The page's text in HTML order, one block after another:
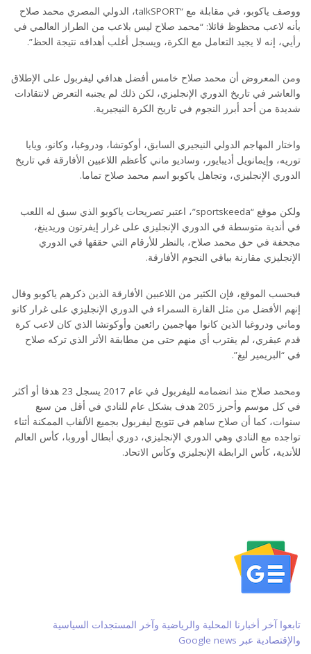
ووصف ياكوبو، في مقابلة مع “talkSPORT، الدولي المصري محمد صلاح
بأنه لاعب محظوظ قائلا: “محمد صلاح ليس بلاعب من الطراز العالمي في
رأيي، إنه لا يجيد التعامل مع الكرة، ويسجل أغلب أهدافه نتيجة الحظ”.
ومن المعروض أن محمد صلاح خامس أفضل هدافي ليفربول على الإطلاق
والعاشر في تاريخ الدوري الإنجليزي، لكن ذلك لم يجنبه التعرض لانتقادات
شديدة من أحد أبرز النجوم في تاريخ الكرة النيجيرية.
واختار المهاجم الدولي النيجيري السابق، أوكوتشا، ودروغبا، وكانو، ويايا
توريه، وإيمانويل أديبايور، وساديو ماني كأعظم اللاعبين الأفارقة في تاريخ
الدوري الإنجليزي، وتجاهل ياكوبو اسم محمد صلاح تماما.
ولكن موقع “sportskeeda”، اعتبر تصريحات ياكوبو الذي سبق له اللعب
في أندية متوسطة في الدوري الإنجليزي على غرار إيفرتون وريدينغ،
مجحفة في حق محمد صلاح، بالنظر للأرقام التي حققها في الدوري
الإنجليزي مقارنة بباقي النجوم الأفارقة.
فبحسب الموقع، فإن الكثير من اللاعبين الأفارقة الذين ذكرهم ياكوبو وقال
إنهم الأفضل من مثل القارة السمراء في الدوري الإنجليزي على غرار كانو
وماني ودروغبا الذين كانوا مهاجمين رائعين وأوكوتشا الذي كان لاعب كرة
قدم عبقري، لم يقترب أي منهم حتى من مطابقة الأثر الذي تركه صلاح
في “البريمير ليغ”.
ومحمد صلاح منذ انضمامه لليفربول في عام 2017 يسجل 23 هدفا أو أكثر
في كل موسم وأحرز 205 هدف بشكل عام للنادي في أقل من سبع
سنوات، كما أن صلاح ساهم في تتويج ليفربول بجميع الألقاب الممكنة أثناء
تواجده مع النادي وهي الدوري الإنجليزي، دوري أبطال أوروبا، كأس العالم
للأندية، كأس الرابطة الإنجليزي وكأس الاتحاد.
تابعوا آخر أخبارنا المحلية والرياضية وآخر المستجدات السياسية
والإقتصادية عبر Google news